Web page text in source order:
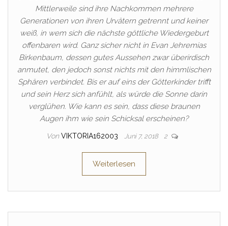
Mittlerweile sind ihre Nachkommen mehrere
Generationen von ihren Urvätern getrennt und keiner
weiß, in wem sich die nächste göttliche Wiedergeburt
offenbaren wird. Ganz sicher nicht in Evan Jehremias
Birkenbaum, dessen gutes Aussehen zwar überirdisch
anmutet, den jedoch sonst nichts mit den himmlischen
Sphären verbindet. Bis er auf eins der Götterkinder trifft
und sein Herz sich anfühlt, als würde die Sonne darin
verglühen. Wie kann es sein, dass diese braunen
Augen ihm wie sein Schicksal erscheinen?
Von VIKTORIA162003 Juni 7, 2018 2
Weiterlesen